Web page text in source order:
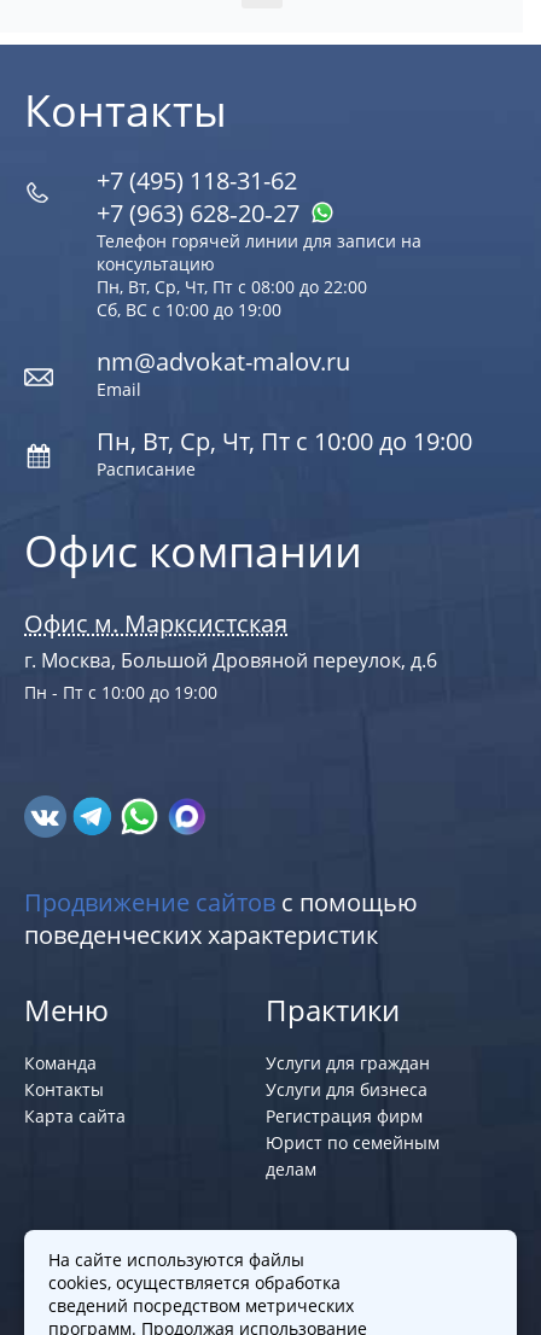
Офис компании
Офис м. Марксистская
г. Москва, Большой Дровяной переулок, д.6
Пн - Пт с 10:00 до 19:00
Контакты
+7 (495) 118-31-62
+7 (963) 628‑20‑27
Телефон горячей линии для записи на
консультацию
Пн, Вт, Ср, Чт, Пт с 08:00 до 22:00
Сб, ВС с 10:00 до 19:00
nm@advokat-malov.ru
Email
Пн, Вт, Ср, Чт, Пт с 10:00 до 19:00
Расписание
Продвижение сайтов с помощью
поведенческих характеристик
Меню
Команда
Контакты
Карта сайта
Практики
Услуги для граждан
Услуги для бизнеса
Регистрация фирм
Юрист по семейным
делам
Политики и правила
Политика обработки персональных
данных
На сайте используются файлы
cookies, осуществляется обработка
сведений посредством метрических
программ. Продолжая использование